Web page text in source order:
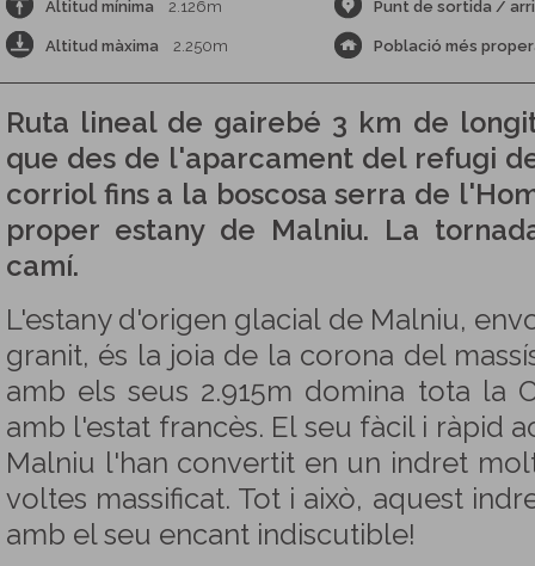
Altitud mínima 2.126m Punt de sortida /
Altitud màxima 2.250m Població més
Ruta lineal de gairebé 3 km de
que des de l'aparcament del refugi
corriol fins a la boscosa serra de
proper estany de Malniu. La
camí.
L'estany d'origen glacial de Malniu,
granit, és la joia de la corona del
amb els seus 2.915m domina tota la
amb l'estat francès. El seu fàcil i ràpid
Malniu l'han convertit en un indret
voltes massificat. Tot i això, aquest
amb el seu encant indiscutible!